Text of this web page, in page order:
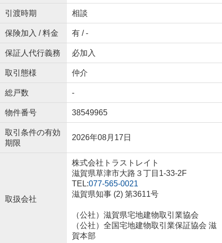
引渡時期 相談
保険加入 / 料金 有 / -
保証人代行義務 必加入
取引態様 仲介
総戸数 -
物件番号 38549965
取引条件の有効
期限
2026年08月17日
取扱会社
株式会社トラストレイト
滋賀県草津市大路３丁目1-33-2F
TEL:077-565-0021
滋賀県知事 (2) 第3611号
（公社）滋賀県宅地建物取引業協会
（公社）全国宅地建物取引業保証協会 滋
賀本部